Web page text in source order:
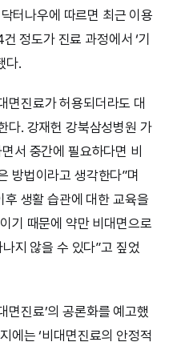
터나우에 따르면 최근 이용
정도가 진료 과정에서 ‘기
다.
면진료가 허용되더라도 대
다. 강재헌 강북삼성병원 가
서 중간에 필요하다면 비
방법이라고 생각한다”며
생활 습관에 대한 교육을
기 때문에 약만 비대면으로
지 않을 수 있다”고 짚었
면진료’의 공론화를 예고했
에는 ‘비대면진료의 안정적